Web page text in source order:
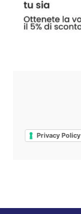
Privacy Policy